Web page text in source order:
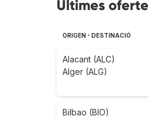
Últimes
ORIGEN - DESTINACIÓ
Alacant (ALC)
Alger (ALG)
Bilbao (BIO)